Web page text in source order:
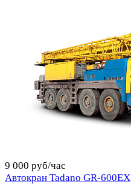
9 000 руб/час
Автокран Tadano GR-600EX